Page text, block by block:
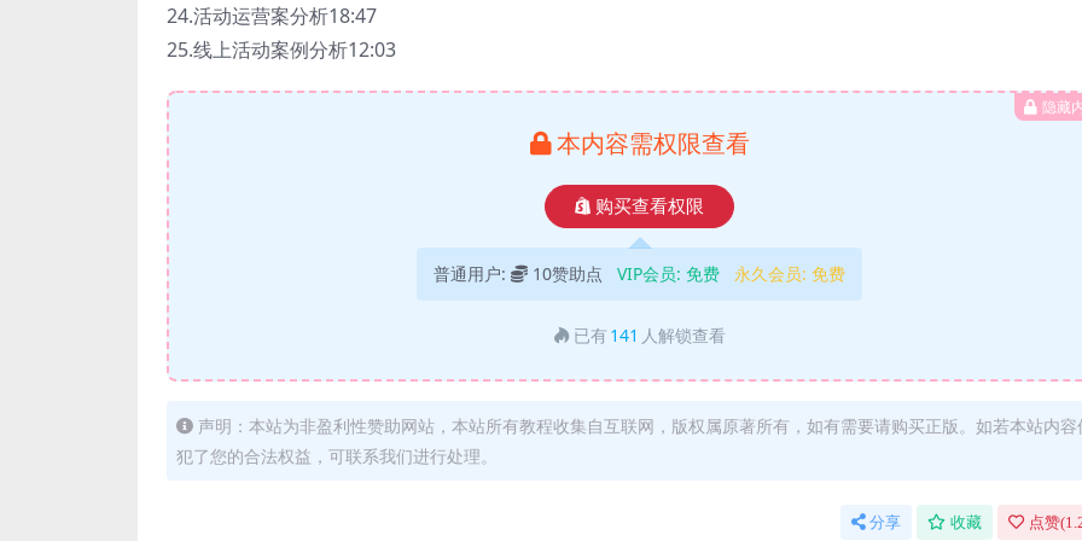
24.活动运营案分析18:47
25.线上活动案例分析12:03
隐藏
本内容需权限查看
购买查看权限
普通用户: 10赞助点 VIP会员: 免费 永久会员: 免费
已有 141 人解锁查看
声明：本站为非盈利性赞助网站，本站所有教程收集自互联网，版权属原著所有，如有需要请购买正版。如若本站内容
犯了您的合法权益，可联系我们进行处理。
分享 收藏 点赞(